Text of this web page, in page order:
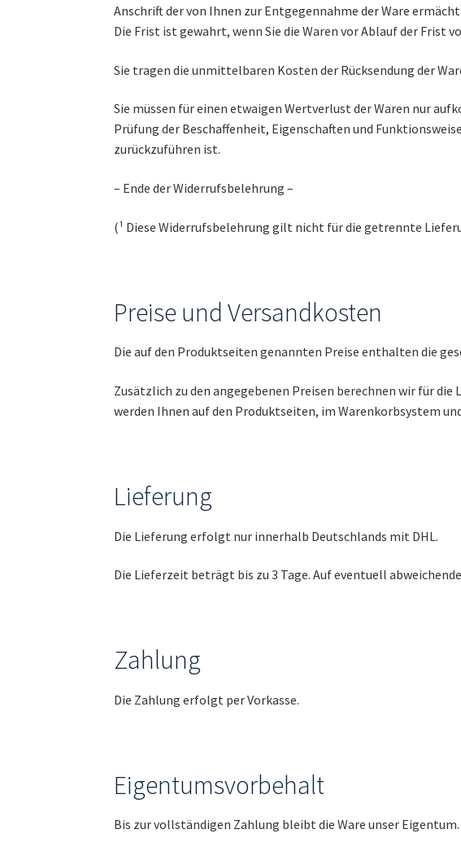
Anschrift der von Ihnen zur Entgegennahme der Ware
Die Frist ist gewahrt, wenn Sie die Waren vor Ablauf der Frist
Sie tragen die unmittelbaren Kosten der Rücksendung der
Sie müssen für einen etwaigen Wertverlust der Waren nur
Prüfung der Beschaffenheit, Eigenschaften und
zurückzuführen ist.
– Ende der Widerrufsbelehrung –
(¹ Diese Widerrufsbelehrung gilt nicht für die getrennte
Preise und Versandkosten
Die auf den Produktseiten genannten Preise enthalten die
Zusätzlich zu den angegebenen Preisen berechnen wir für
werden Ihnen auf den Produktseiten, im Warenkorbsystem
Lieferung
Die Lieferung erfolgt nur innerhalb Deutschlands mit DHL.
Die Lieferzeit beträgt bis zu 3 Tage. Auf eventuell
Zahlung
Die Zahlung erfolgt per Vorkasse.
Eigentumsvorbehalt
Bis zur vollständigen Zahlung bleibt die Ware unser Eigentum.